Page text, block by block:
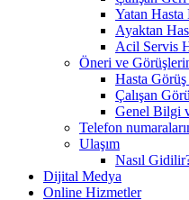
Yatan
Ayaktan
Acil Servis
Öneri ve
Hasta
Çalışan
Genel Bilgi
Telefon
Ulaşım
Nasıl
Dijital Medya
Online Hizmetler